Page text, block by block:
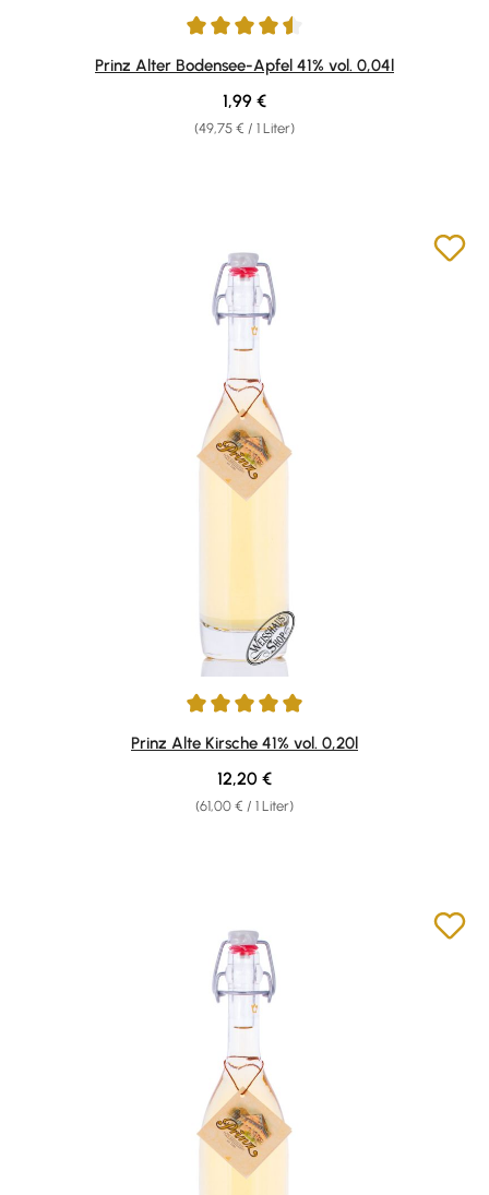
Durchschnittliche Bewertung von 4.43 von 5 Sternen
Prinz Alter Bodensee-Apfel 41% vol. 0,04l
(49,75 € / 1 Liter)
Regulärer Preis:
1,99 €
Durchschnittliche Bewertung von 5 von 5 Sternen
Prinz Alte Kirsche 41% vol. 0,20l
(61,00 € / 1 Liter)
Regulärer Preis:
12,20 €